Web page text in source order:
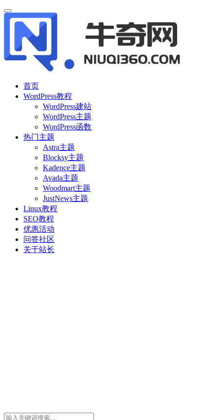
首页
WordPress教程
WordPress建站
WordPress主题
WordPress函数
热门主题
Astra主题
Blocksy主题
Kadence主题
Avada主题
Woodmart主题
JustNews主题
Linux教程
SEO教程
优惠活动
问答社区
关于站长